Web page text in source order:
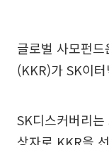
글로벌 사모펀
(KKR)가 SK이
SK디스커버리